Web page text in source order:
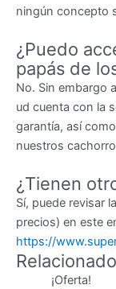
ningún concepto
¿Puedo
papás de
No. Sin embargo
ud cuenta con la
garantía, así
nuestros
¿Tienen
Sí, puede revisar
precios) en este
https://
Relacionado
¡Oferta!